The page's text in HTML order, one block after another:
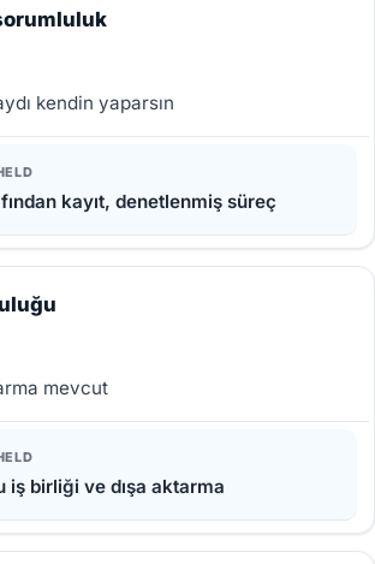
kendin yaparsın
kayıt, denetlenmiş süreç
mevcut
iş birliği ve dışa aktarma